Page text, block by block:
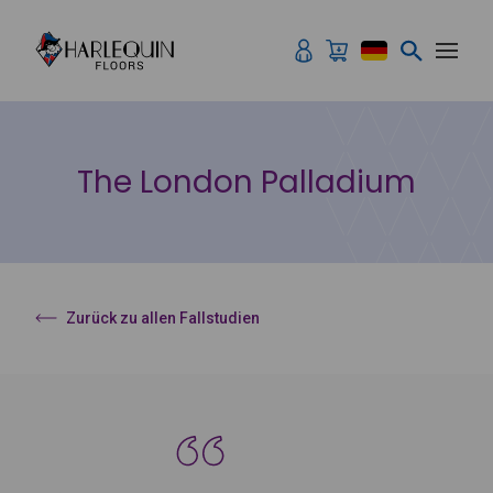
The London Palladium
Zurück zu allen Fallstudien